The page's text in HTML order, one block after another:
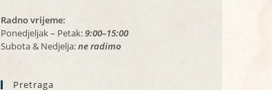
Radno vrijeme:
Ponedjeljak – Petak:9:00–15:00
Subota & Nedjelja:ne radimo
Pretraga